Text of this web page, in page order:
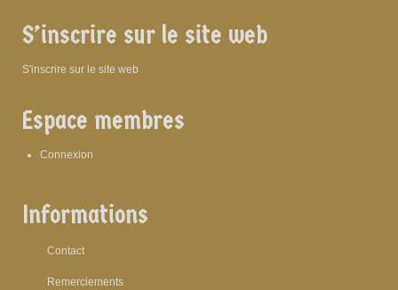
S’inscrire sur le site web
S'inscrire sur le site web
Espace membres
Connexion
Informations
Contact
Remerciements